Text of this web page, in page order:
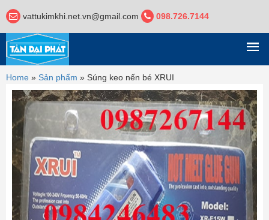
vattukimkhi.net.vn@gmail.com 098.726.7144
DANH MỤC
Home » Sản phẩm » Súng keo nến bé XRUI
Previous Next